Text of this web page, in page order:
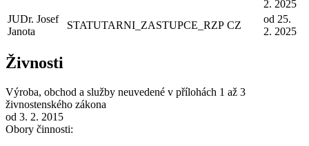
2. 2025
JUDr. Josef
Janota
STATUTARNI_ZASTUPCE_RZP CZ
od 25.
2. 2025
Živnosti
Výroba, obchod a služby neuvedené v přílohách 1 až 3
živnostenského zákona
od 3. 2. 2015
Obory činnosti: